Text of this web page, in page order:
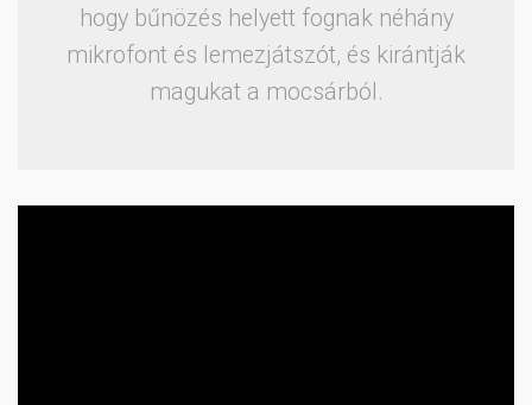
hogy bűnözés helyett fognak néhány
mikrofont és lemezjátszót, és kirántják
magukat a mocsárból.